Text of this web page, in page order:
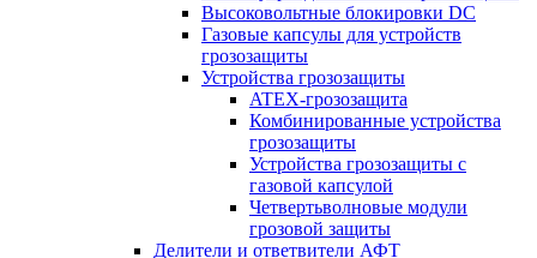
Высоковольтные блокировки DC
Газовые капсулы для устройств
грозозащиты
Устройства грозозащиты
ATEX-грозозащита
Комбинированные устройства
грозозащиты
Устройства грозозащиты с
газовой капсулой
Четвертьволновые модули
грозовой защиты
Делители и ответвители АФТ